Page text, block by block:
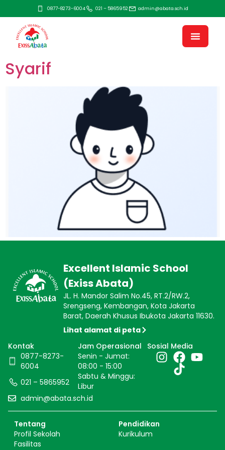
0877-8273-6004 021 – 5865952 admin@abata.sch.id
Syarif
Excellent Islamic School
(Exiss Abata)
JL. H. Mandor Salim No.45, RT.2/RW.2,
Srengseng, Kembangan, Kota Jakarta
Barat, Daerah Khusus Ibukota Jakarta 11630.
Lihat alamat di peta
Kontak
0877-8273-
6004
021 – 5865952
admin@abata.sch.id
Jam Operasional
Senin - Jumat:
08:00 - 15:00
Sabtu & Minggu:
Libur
Sosial Media
Tentang
Profil Sekolah
Fasilitas
Pendidikan
Kurikulum